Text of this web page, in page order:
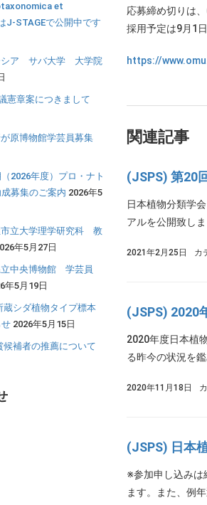
応募締め切りは
採用予定は9月1
https://
関連記事
(JSPS) 第20
日本植物分類学
アルを公開致し
2021年2月25日 カ
(JSPS) 2020
2020年度日本植
る昨今の状況を
2020年11月18日
(JSPS) 日本
※参加申し込み
ます。また、例
et
J-STAGEで公開中です
シア サバ大学 大学院
憲章案につきまして
原博物館学芸員募集
2026年度）プロ・ナト
募集のご案内 2026年5
市立大学理学研究科 教
年5月27日
立中央博物館 学芸員
年5月19日
蔵シダ植物タイプ標本
2026年5月15日
候補者の推薦について